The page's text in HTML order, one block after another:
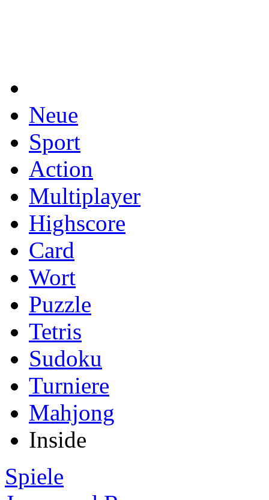
Neue
Sport
Action
Multiplayer
Highscore
Card
Wort
Puzzle
Tetris
Sudoku
Turniere
Mahjong
Inside
Spiele